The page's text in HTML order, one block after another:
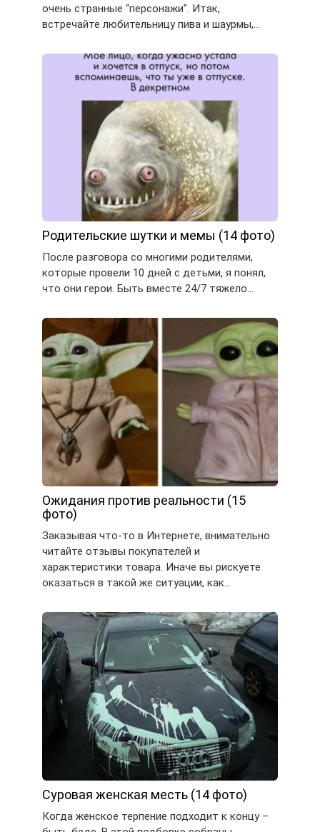
очень странные “персонажи”. Итак,
встречайте любительницу пива и шаурмы,…
Родительские шутки и мемы (14 фото)
После разговора со многими родителями,
которые провели 10 дней с детьми, я понял,
что они герои. Быть вместе 24/7 тяжело…
Ожидания против реальности (15
фото)
Заказывая что-то в Интернете, внимательно
читайте отзывы покупателей и
характеристики товара. Иначе вы рискуете
оказаться в такой же ситуации, как…
Суровая женская месть (14 фото)
Когда женское терпение подходит к концу –